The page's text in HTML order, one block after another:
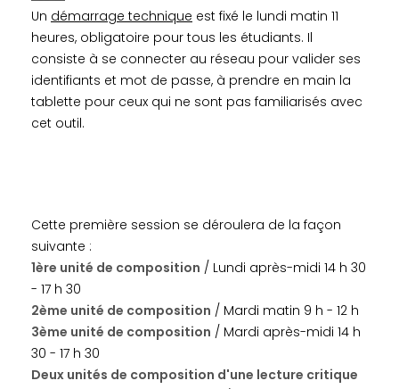
Un démarrage technique est fixé le lundi matin 11
heures, obligatoire pour tous les étudiants. Il
consiste à se connecter au réseau pour valider ses
identifiants et mot de passe, à prendre en main la
tablette pour ceux qui ne sont pas familiarisés avec
cet outil.
Cette première session se déroulera de la façon
suivante :
1ère unité de composition / Lundi après-midi 14 h 30
- 17 h 30
2ème unité de composition / Mardi matin 9 h - 12 h
3ème unité de composition / Mardi après-midi 14 h
30 - 17 h 30
Deux unités de composition d'une lecture critique